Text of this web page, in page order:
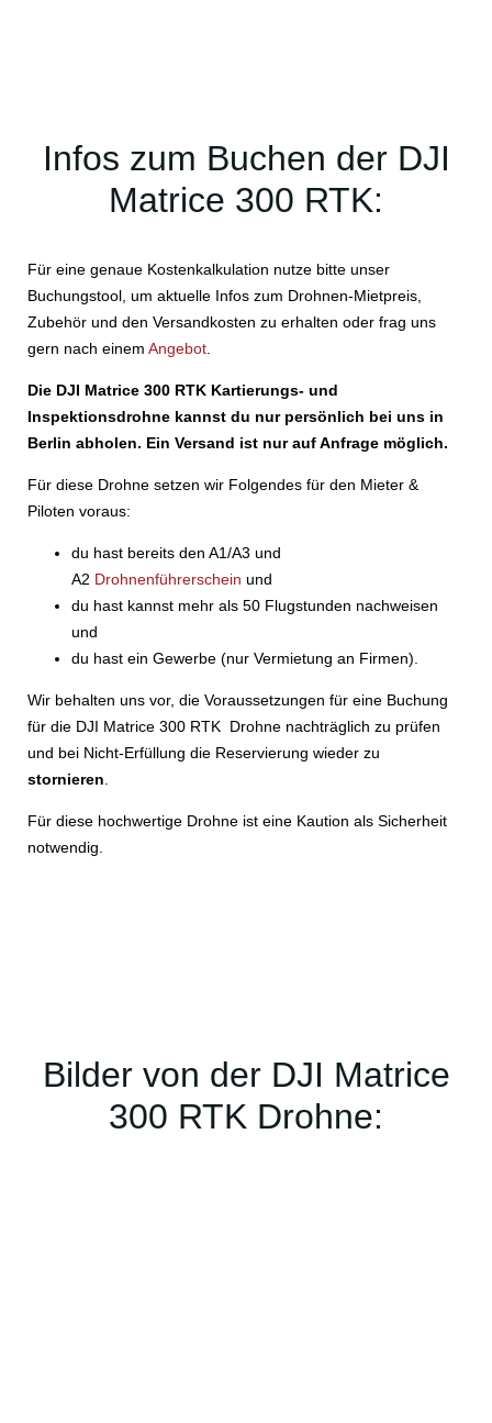
Infos zum Buchen der DJI
Matrice 300 RTK:
Für eine genaue Kostenkalkulation nutze bitte unser
Buchungstool, um aktuelle Infos zum Drohnen-Mietpreis,
Zubehör und den Versandkosten zu erhalten oder frag uns
gern nach einem Angebot
Die DJI Matrice 300 RTK Kartierungs- und
Inspektionsdrohne kannst du nur persönlich bei uns in
Berlin abholen. Ein Versand ist nur auf Anfrage möglich.
Für diese Drohne setzen wir Folgendes für den Mieter &
Piloten voraus:
du hast bereits den A1/A3 und
A2 Drohnenführerschein und
du hast kannst mehr als 50 Flugstunden nachweisen
und
du hast ein Gewerbe (nur Vermietung an Firmen).
Wir behalten uns vor, die Voraussetzungen für eine Buchung
für die DJI Matrice 300 RTK Drohne nachträglich zu prüfen
und bei Nicht-Erfüllung die Reservierung wieder zu
stornieren
Für diese hochwertige Drohne ist eine Kaution als Sicherheit
notwendig.
Bilder von der DJI Matrice
300 RTK Drohne: